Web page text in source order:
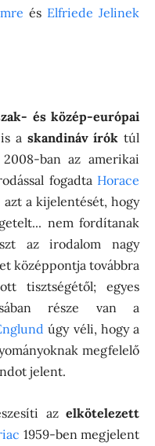
és Elfriede Jelinek
és közép-európai
a skandináv írók túl
ban az amerikai
fogadta Horace
a kijelentését, hogy
nem fordítanak
az irodalom nagy
középpontja továbbra
tisztségétől; egyes
része van a
úgy véli, hogy a
megfelelő
jelent.
az elkötelezett
1959-ben megjelent